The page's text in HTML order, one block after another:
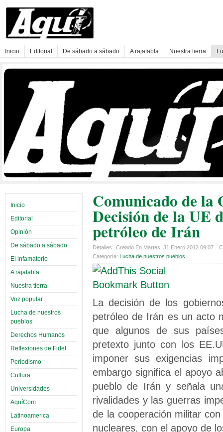
Inicio Editorial De sábado a sábado A rajatabla Nuestra tierra
Inicio
Editorial
Opinión
De sábado a sábado
El infamatorio
A rajatabla
Nuestra tierra
Voz popular
Lucha de nuestros
pueblos
Derechos Humanos
Reflexiones de Fidel
Periodismo
Cultura
Universidades
AquíCom
Latinoamerica
Europa
Comunicado de la
Decisión de la UE
petróleo de Irán
Detalles Creado En Martes, 31 Enero 2012 09:07
Categoría: Lucha de nuestros pueblos
La decisión de los
petróleo de Irán es un acto
que algunos de sus
pretexto junto con los
imponer sus exigencias
embargo significa el apoyo
pueblo de Irán y señala
rivalidades y las guerras
de la cooperación militar
nucleares, con el apoyo de